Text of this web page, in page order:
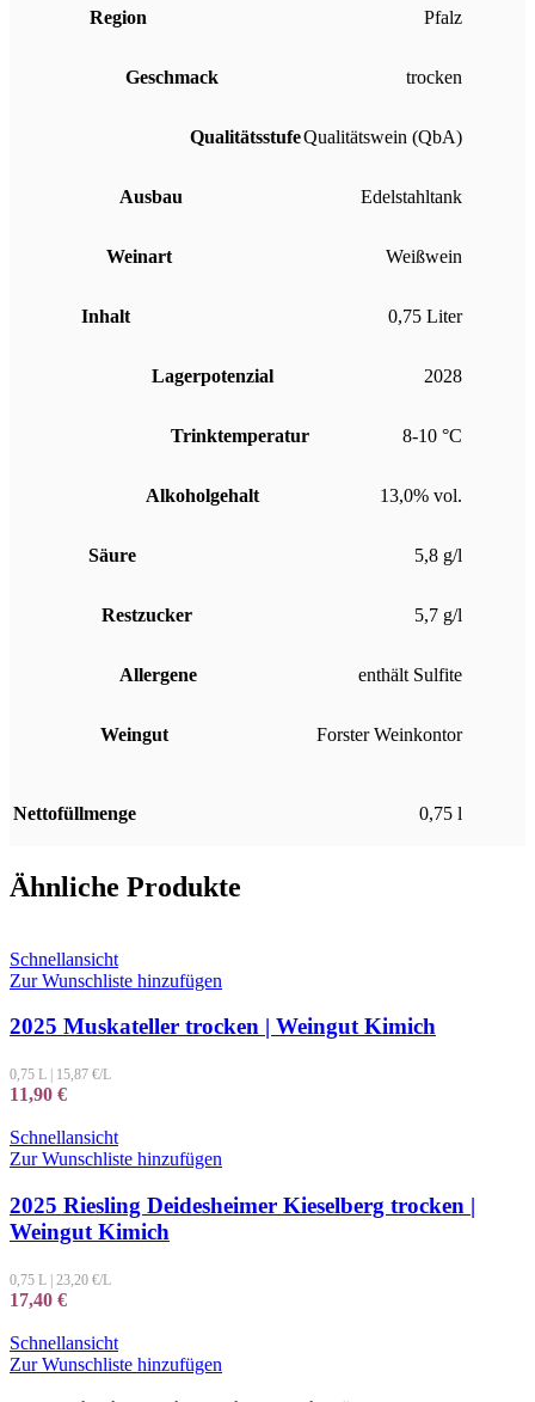
Region Pfalz
Geschmack trocken
QualitätsstufeQualitätswein (QbA)
Ausbau Edelstahltank
Weinart Weißwein
Inhalt 0,75 Liter
Lagerpotenzial 2028
Trinktemperatur 8-10 °C
Alkoholgehalt 13,0% vol.
Säure 5,8 g/l
Restzucker 5,7 g/l
Allergene enthält Sulfite
Weingut Forster Weinkontor
Nettofüllmenge 0,75 l
Ähnliche Produkte
Schnellansicht
Zur Wunschliste hinzufügen
2025 Muskateller trocken | Weingut Kimich
0,75 L 15,87 €/L
11,90 €
Schnellansicht
Zur Wunschliste hinzufügen
2025 Riesling Deidesheimer Kieselberg trocken |
Weingut Kimich
0,75 L | 23,20 €/L
17,40 €
Schnellansicht
Zur Wunschliste hinzufügen